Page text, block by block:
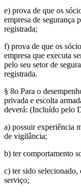
e) prova de que os
empresa de segurança
registrada;
f) prova de que os
empresa que executa
pelo seu setor de
registrada.
§ 8o Para o
privada e escolta
deverá: (Incluído pelo
a) possuir experiência
de vigilância;
b) ter comportamento
c) ter sido selecionado,
serviço;